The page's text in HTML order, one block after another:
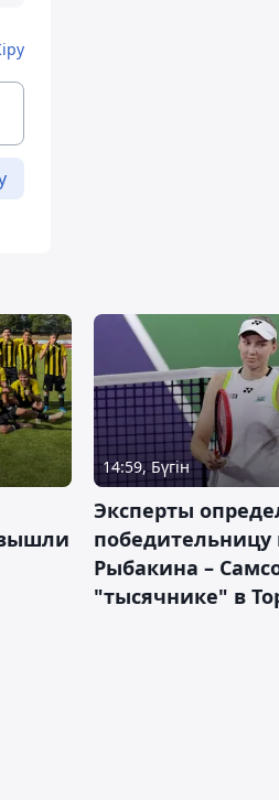
14:59, Бүгін
Эксперты
победительницу
Рыбакина –
"тысячнике" в